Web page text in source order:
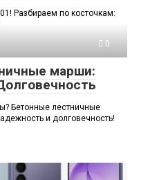
Разбираем по косточкам:
0
марши:
Бетонные лестничные
и долговечность!